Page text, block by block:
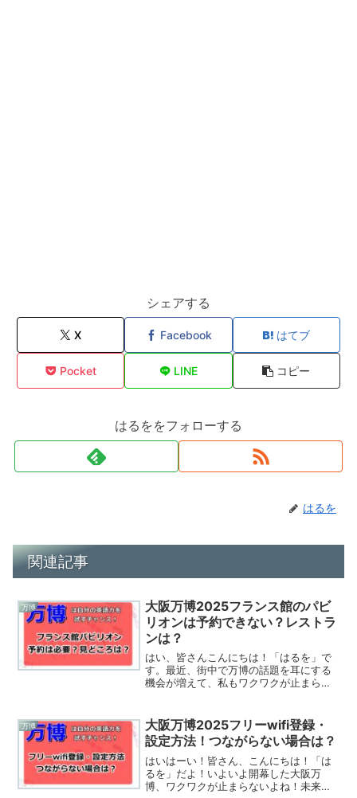
シェアする
X Facebook はてブ
Pocket LINE コピー
はるををフォローする
はるを
関連記事
万博
大阪万博2025フランス館のパビ
リオンは予約できない？レストラ
ンは？
はい、皆さんこんにちは！「はるを」で
す。最近、街中で万博の話題を耳にする
機会が増えて、私もワクワクが止まらな
させてくれるのか、今からとっても楽し
みにしています。今日は、...
万博
大阪万博2025フリーwifi登録・
設定方法！つながらない場合は？
はいはーい！皆さん、こんにちは！「は
るを」だよ！いよいよ開幕した大阪万
博、ワクワクが止まらないよね！未来の